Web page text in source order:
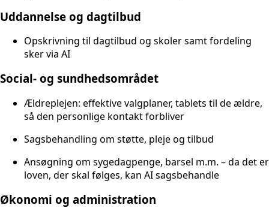
Uddannelse og dagtilbud
Opskrivning til dagtilbud og skoler samt fordeling
sker via AI
Social- og sundhedsområdet
Ældreplejen: effektive valgplaner, tablets til de ældre,
så den personlige kontakt forbliver
Sagsbehandling om støtte, pleje og tilbud
Ansøgning om sygedagpenge, barsel m.m. – da det er
loven, der skal følges, kan AI sagsbehandle
Økonomi og administration